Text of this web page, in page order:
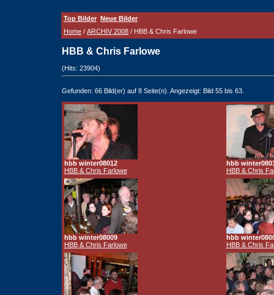
Top Bilder Neue Bilder
Home / ARCHIV 2008 / HBB & Chris Farlowe
HBB & Chris Farlowe
(Hits: 23904)
Gefunden: 66 Bild(er) auf 8 Seite(n). Angezeigt: Bild 55 bis 63.
hbb winter08012
HBB & Chris Farlowe
hbb
HBB & Chris
hbb winter08009
HBB & Chris Farlowe
hbb
HBB & Chris